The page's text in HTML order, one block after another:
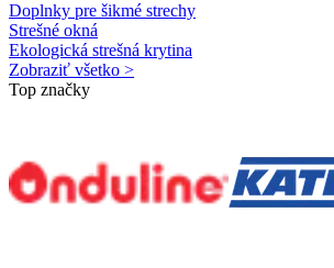
Doplnky pre šikmé strechy
Strešné okná
Ekologická strešná krytina
Zobraziť všetko >
Top značky